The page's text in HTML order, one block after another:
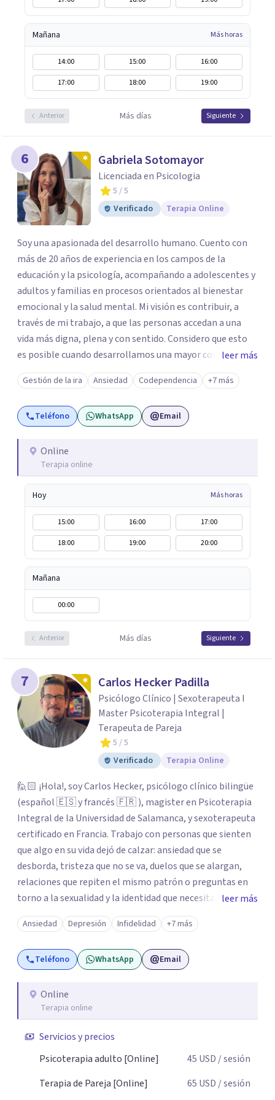
Mañana Más horas
14:00 15:00
16:00
17:00
18:00 19:00
Anterior Más días Siguiente
6 Gabriela Sotomayor
Licenciada en Psicologia
5 / 5
Verificado
Terapia Online
Soy una apasionada del desarrollo humano. Cuento con
más de 20 años de experiencia en los campos de la
educación y la psicología, acompañando a adolescentes y
adultos y familias en procesos orientados al bienestar
emocional y la salud mental. Mi visión es contribuir, a
través de mi trabajo, a que las personas accedan a una
vida más digna, plena y con sentido. Considero que esto
es posible cuando desarrollamos una mayor conciencia
de nuestro mundo interior y de la manera en que nuestras
experiencias influyen en nuestra forma de sentir, pensar y
relacionarnos. Mi misión es ofrecer un espacio de
acompañamiento en salud mental basado en la
cada persona. Integro conocimientos y herramientas de
la psicología con un enfoque informado en trauma para
ayudar a mis clientes a comprender sus conflictos
internos, fortalecer sus recursos personales, desarrollar
nuevas estrategias de afrontamiento y avanzar con
mayor claridad, resiliencia y bienestar. Creo
profundamente en la autoconciencia como un camino
fundamental para la transformación personal y para
construir una vida más auténtica y significativa.
leer más
Gestión de la ira Ansiedad Codependencia +7 más
Teléfono WhatsApp Email
Online
Terapia online
Hoy Más horas
15:00 16:00
17:00
18:00
19:00 20:00
Mañana
00:00
Anterior Más días Siguiente
7 Carlos Hecker Padilla
Psicólogo Clínico | Sexoterapeuta I
Master Psicoterapia Integral |
Terapeuta de Pareja
5 / 5
Verificado
Terapia Online
🙋🏻 ¡Hola!, soy Carlos Hecker, psicólogo clínico bilingüe
(español 🇪🇸 y francés 🇫🇷 ), magister en Psicoterapia
Integral de la Universidad de Salamanca, y sexoterapeuta
certificado en Francia. Trabajo con personas que sienten
que algo en su vida dejó de calzar: ansiedad que se
desborda, tristeza que no se va, duelos que se alargan,
relaciones que repiten el mismo patrón o preguntas en
torno a la sexualidad y la identidad que necesitan un
espacio seguro para ser habladas. Mi orientación teórica
integra una mirada Humanista-Relacional con Terapia
Breve, donde el modo en que te vinculas ocupa un lugar
central: cómo te relacionas contigo, con las demás
psicoterapia, cuento con especialización en sexoterapia,
por lo que también acompaño temas de salud sexual,
dificultades en el deseo, intimidad, orientación o
identidad. Busco que el espacio terapéutico sea un lugar
respeto y libertad. Trabajo con objetivos claros y
leer más
Ansiedad Depresión Infidelidad +7 más
Teléfono WhatsApp Email
Online
Terapia online
Servicios y precios
Psicoterapia adulto [Online]
45 USD / sesión
Terapia de Pareja [Online]
65 USD / sesión